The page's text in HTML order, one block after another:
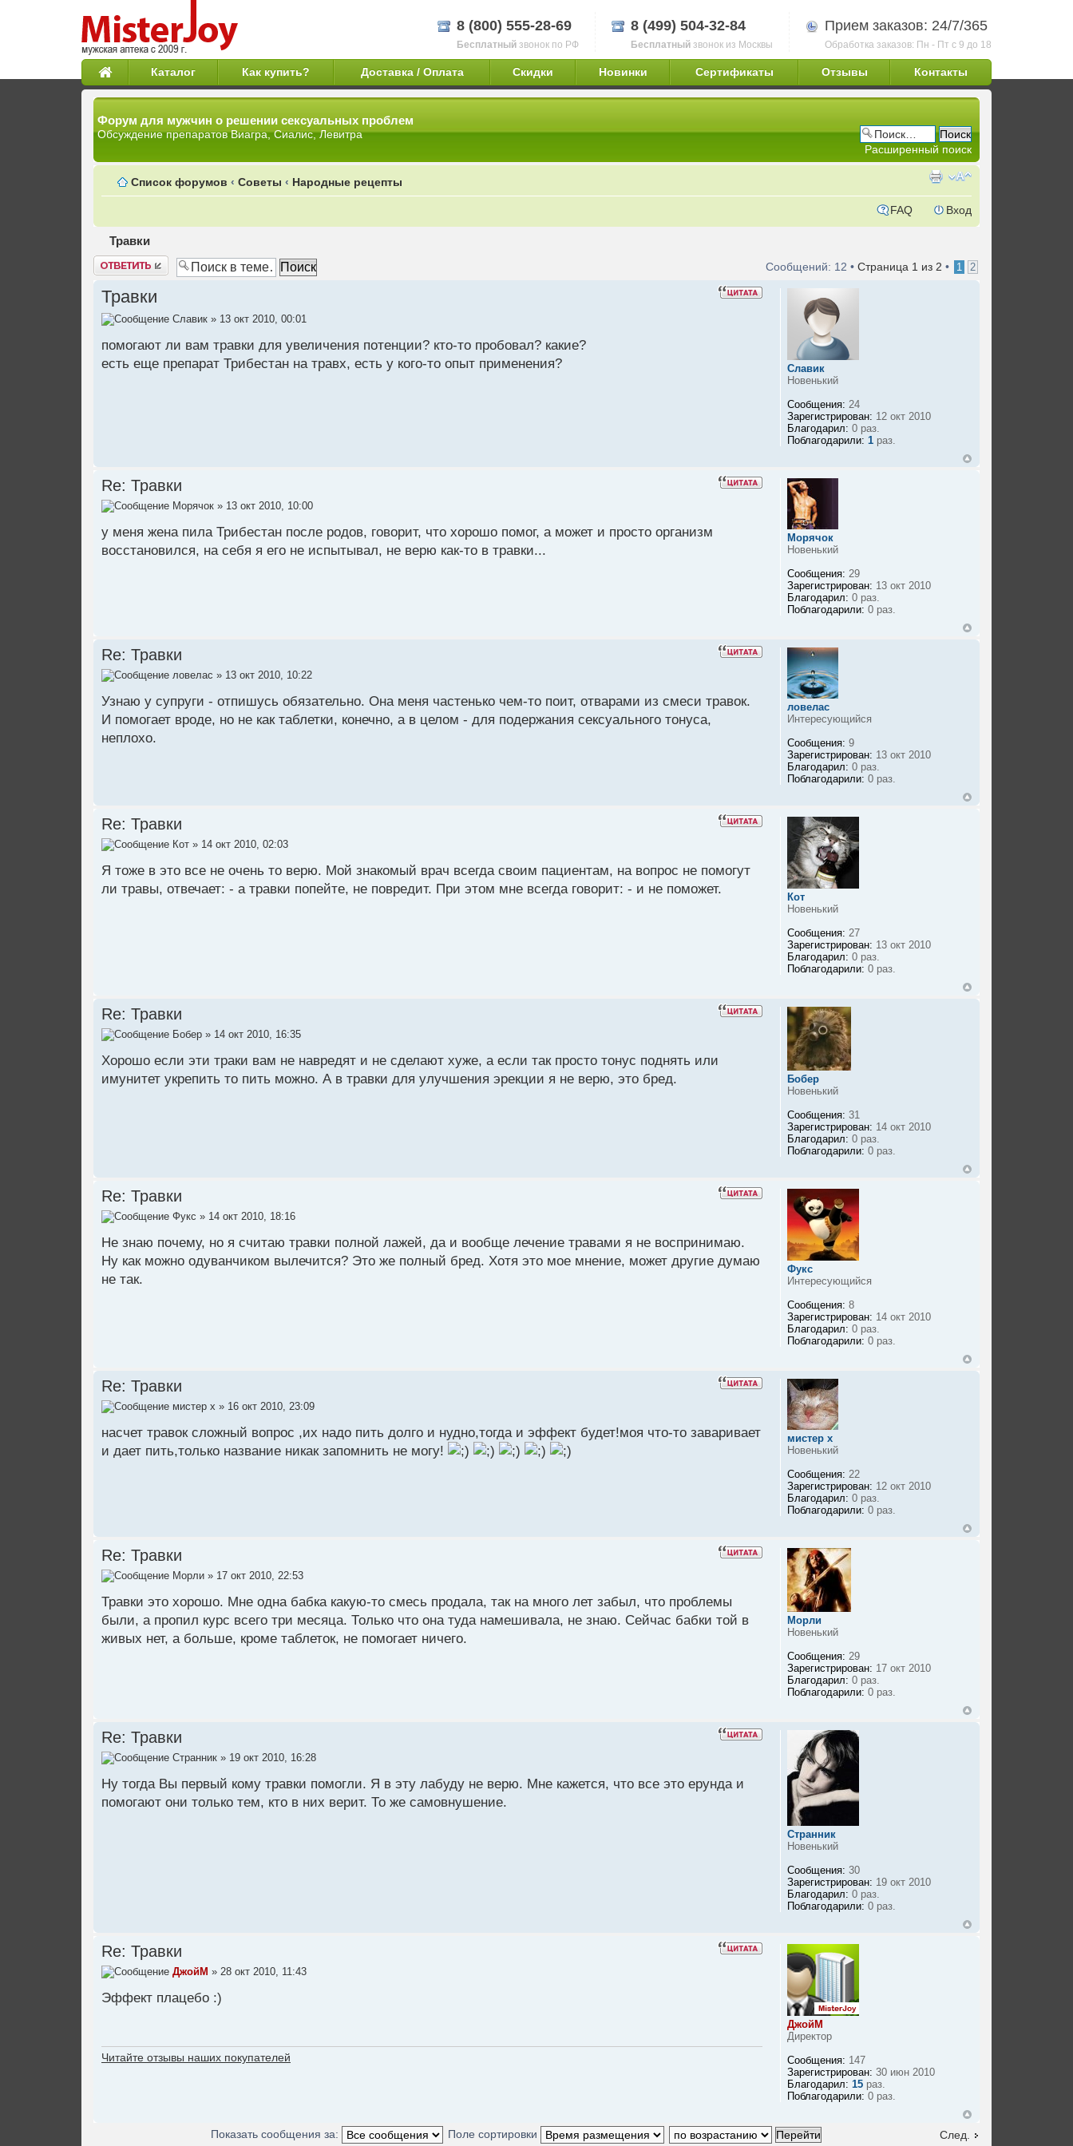
8 (800) 555-28-69
Бесплатный звонок по РФ
8 (499) 504-32-84
Бесплатный звонок из Москвы
Прием заказов: 24/7/365
Обработка заказов: Пн - Пт с 9 до 18
Каталог Как купить? Доставка / Оплата Скидки Новинки Сертификаты Отзывы Контакты
Форум для мужчин о решении сексуальных проблем
Обсуждение препаратов Виагра, Сиалис, Левитра
Расширенный поиск
Список форумов ‹ Советы ‹ Народные рецепты
FAQ Вход
Травки
Ответить Сообщений: 12 • Страница 1 из 2 • 1 2
Травки
Славик » 13 окт 2010, 00:01
помогают ли вам травки для увеличения потенции? кто-то пробовал? какие?
есть еще препарат Трибестан на травх, есть у кого-то опыт применения?
Славик
Новенький
Сообщения: 24
Зарегистрирован: 12 окт 2010
Благодарил: 0 раз.
Поблагодарили: 1 раз.
Re: Травки
Морячок » 13 окт 2010, 10:00
у меня жена пила Трибестан после родов, говорит, что хорошо помог, а может и просто организм
восстановился, на себя я его не испытывал, не верю как-то в травки...
Морячок
Новенький
Сообщения: 29
Зарегистрирован: 13 окт 2010
Благодарил: 0 раз.
Поблагодарили: 0 раз.
Re: Травки
ловелас » 13 окт 2010, 10:22
Узнаю у супруги - отпишусь обязательно. Она меня частенько чем-то поит, отварами из смеси травок.
И помогает вроде, но не как таблетки, конечно, а в целом - для подержания сексуального тонуса,
неплохо.
ловелас
Интересующийся
Сообщения: 9
Зарегистрирован: 13 окт 2010
Благодарил: 0 раз.
Поблагодарили: 0 раз.
Re: Травки
Кот » 14 окт 2010, 02:03
Я тоже в это все не очень то верю. Мой знакомый врач всегда своим пациентам, на вопрос не помогут
ли травы, отвечает: - а травки попейте, не повредит. При этом мне всегда говорит: - и не поможет.
Кот
Новенький
Сообщения: 27
Зарегистрирован: 13 окт 2010
Благодарил: 0 раз.
Поблагодарили: 0 раз.
Re: Травки
Бобер » 14 окт 2010, 16:35
Хорошо если эти траки вам не навредят и не сделают хуже, а если так просто тонус поднять или
имунитет укрепить то пить можно. А в травки для улучшения эрекции я не верю, это бред.
Бобер
Новенький
Сообщения: 31
Зарегистрирован: 14 окт 2010
Благодарил: 0 раз.
Поблагодарили: 0 раз.
Re: Травки
Фукс » 14 окт 2010, 18:16
Не знаю почему, но я считаю травки полной лажей, да и вообще лечение травами я не воспринимаю.
Ну как можно одуванчиком вылечится? Это же полный бред. Хотя это мое мнение, может другие думаю
не так.
Фукс
Интересующийся
Сообщения: 8
Зарегистрирован: 14 окт 2010
Благодарил: 0 раз.
Поблагодарили: 0 раз.
Re: Травки
мистер х » 16 окт 2010, 23:09
насчет травок сложный вопрос ,их надо пить долго и нудно,тогда и эффект будет!моя что-то заваривает
и дает пить,только название никак запомнить не могу!
мистер х
Новенький
Сообщения: 22
Зарегистрирован: 12 окт 2010
Благодарил: 0 раз.
Поблагодарили: 0 раз.
Re: Травки
Морли » 17 окт 2010, 22:53
Травки это хорошо. Мне одна бабка какую-то смесь продала, так на много лет забыл, что проблемы
были, а пропил курс всего три месяца. Только что она туда намешивала, не знаю. Сейчас бабки той в
живых нет, а больше, кроме таблеток, не помогает ничего.
Морли
Новенький
Сообщения: 29
Зарегистрирован: 17 окт 2010
Благодарил: 0 раз.
Поблагодарили: 0 раз.
Re: Травки
Странник » 19 окт 2010, 16:28
Ну тогда Вы первый кому травки помогли. Я в эту лабуду не верю. Мне кажется, что все это ерунда и
помогают они только тем, кто в них верит. То же самовнушение.
Странник
Новенький
Сообщения: 30
Зарегистрирован: 19 окт 2010
Благодарил: 0 раз.
Поблагодарили: 0 раз.
Re: Травки
ДжойМ » 28 окт 2010, 11:43
Эффект плацебо :)
Читайте отзывы наших покупателей
ДжойМ
Директор
Сообщения: 147
Зарегистрирован: 30 июн 2010
Благодарил: 15 раз.
Поблагодарили: 0 раз.
След.
Показать сообщения за: Поле сортировки